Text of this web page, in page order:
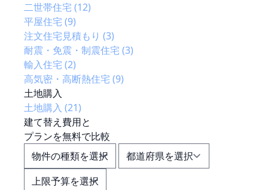
二世帯住宅 (12)
平屋住宅 (9)
注文住宅見積もり (3)
耐震・免震・制震住宅 (3)
輸入住宅 (2)
高気密・高断熱住宅 (9)
土地購入
土地購入 (21)
建て替え 費用と
プランを無料で比較